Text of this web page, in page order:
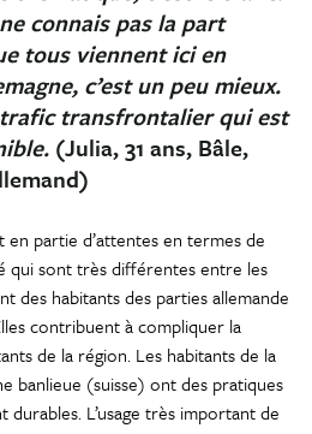
connais pas la part
tous viennent ici en
c’est un peu mieux.
trafic transfrontalier qui est
(Julia, 31 ans, Bâle,
partie d’attentes en termes de
qui sont très différentes entre les
des habitants des parties allemande
contribuent à compliquer la
de la région. Les habitants de la
banlieue (suisse) ont des pratiques
L’usage très important de